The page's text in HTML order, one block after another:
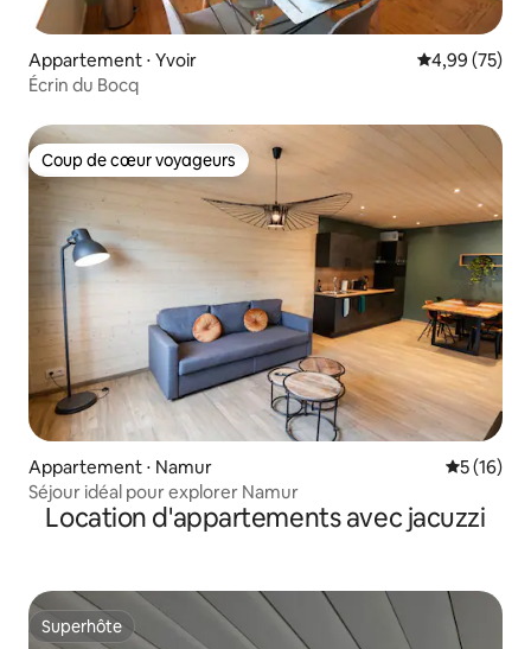
Appartement ⋅ Yvoir Évaluation
4,99 (75)
Écrin du Bocq
Coup de cœur voyageurs
Coup de cœur voyageurs
Appartement ⋅ Namur
5 (16)
Séjour idéal pour explorer Namur
Location d'appartements avec jacuzzi
Superhôte
Superhôte